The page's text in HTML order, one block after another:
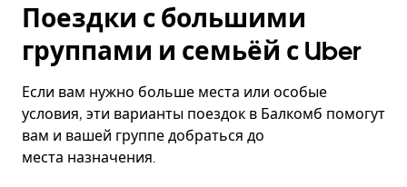
Поездки с большими
группами и семьёй с Uber
Если вам нужно больше места или особые
условия, эти варианты поездок в Балкомб помогут
вам и вашей группе добраться до
места назначения.